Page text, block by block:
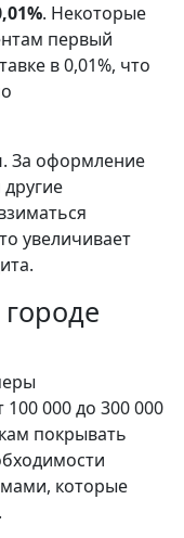
. Некоторые
первый
в 0,01%, что
. За оформление
увеличивает
000 до 300 000
покрывать
которые